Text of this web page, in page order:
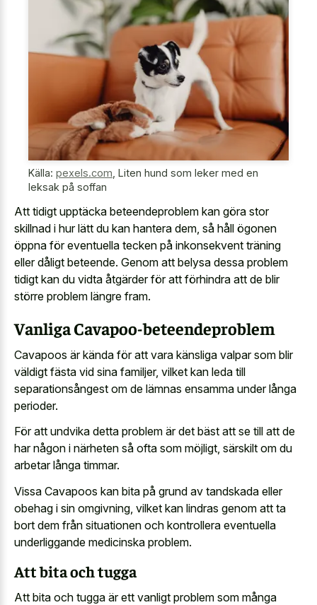
Källa: pexels.com Liten hund som leker med en
leksak på soffan
Att tidigt upptäcka beteendeproblem kan göra stor
skillnad i hur lätt du kan hantera dem, så håll ögonen
öppna för eventuella tecken på inkonsekvent träning
eller dåligt beteende. Genom att belysa dessa problem
tidigt kan du vidta åtgärder för att förhindra att de blir
större problem längre fram.
Vanliga Cavapoo-beteendeproblem
Cavapoos är kända för att vara känsliga valpar som blir
väldigt fästa vid sina familjer, vilket kan leda till
separationsångest om de lämnas ensamma under långa
perioder.
För att undvika detta problem är det bäst att se till att de
har någon i närheten så ofta som möjligt, särskilt om du
arbetar långa timmar.
Vissa Cavapoos kan bita på grund av tandskada eller
obehag i sin omgivning, vilket kan lindras genom att ta
bort dem från situationen och kontrollera eventuella
underliggande medicinska problem.
Att bita och tugga
Att bita och tugga är ett vanligt problem som många